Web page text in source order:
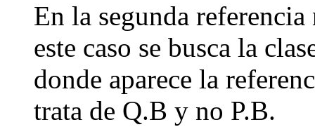
En la segunda
este caso se busca la
donde aparece la
trata de Q.B y no P.B.